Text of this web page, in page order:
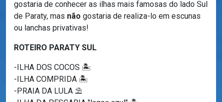
gostaria de conhecer as ilhas mais famosas do lado Sul
de Paraty, mas não gostaria de realiza-lo em escunas
ou lanchas privativas!
ROTEIRO PARATY SUL
-ILHA DOS COCOS 🏝️
-ILHA COMPRIDA 🏝️
-PRAIA DA LULA ⛱️